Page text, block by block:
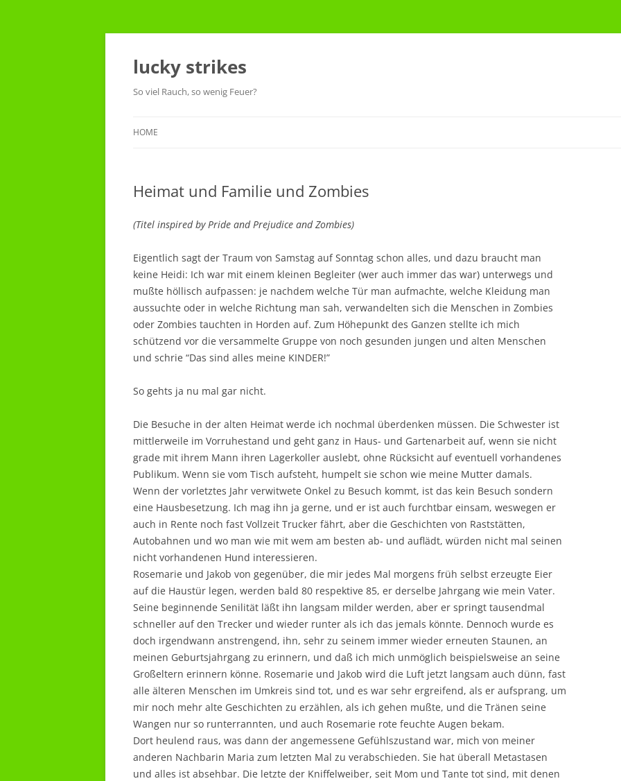
Skip
content
lucky strikes
So viel Rauch, so wenig Feuer?
HOME
Heimat und Familie und Zombies
(Titel inspired by Pride and Prejudice and Zombies)
Eigentlich sagt der Traum von Samstag auf Sonntag schon alles, und dazu braucht man
keine Heidi: Ich war mit einem kleinen Begleiter (wer auch immer das war) unterwegs und
mußte höllisch aufpassen: je nachdem welche Tür man aufmachte, welche Kleidung man
aussuchte oder in welche Richtung man sah, verwandelten sich die Menschen in Zombies
oder Zombies tauchten in Horden auf. Zum Höhepunkt des Ganzen stellte ich mich
schützend vor die versammelte Gruppe von noch gesunden jungen und alten Menschen
und schrie “Das sind alles meine KINDER!”
So gehts ja nu mal gar nicht.
Die Besuche in der alten Heimat werde ich nochmal überdenken müssen. Die Schwester ist
mittlerweile im Vorruhestand und geht ganz in Haus- und Gartenarbeit auf, wenn sie nicht
grade mit ihrem Mann ihren Lagerkoller auslebt, ohne Rücksicht auf eventuell vorhandenes
Publikum. Wenn sie vom Tisch aufsteht, humpelt sie schon wie meine Mutter damals.
Wenn der vorletztes Jahr verwitwete Onkel zu Besuch kommt, ist das kein Besuch sondern
eine Hausbesetzung. Ich mag ihn ja gerne, und er ist auch furchtbar einsam, weswegen er
auch in Rente noch fast Vollzeit Trucker fährt, aber die Geschichten von Raststätten,
Autobahnen und wo man wie mit wem am besten ab- und auflädt, würden nicht mal seinen
nicht vorhandenen Hund interessieren.
Rosemarie und Jakob von gegenüber, die mir jedes Mal morgens früh selbst erzeugte Eier
auf die Haustür legen, werden bald 80 respektive 85, er derselbe Jahrgang wie mein Vater.
Seine beginnende Senilität läßt ihn langsam milder werden, aber er springt tausendmal
schneller auf den Trecker und wieder runter als ich das jemals könnte. Dennoch wurde es
doch irgendwann anstrengend, ihn, sehr zu seinem immer wieder erneuten Staunen, an
meinen Geburtsjahrgang zu erinnern, und daß ich mich unmöglich beispielsweise an seine
Großeltern erinnern könne. Rosemarie und Jakob wird die Luft jetzt langsam auch dünn, fast
alle älteren Menschen im Umkreis sind tot, und es war sehr ergreifend, als er aufsprang, um
mir noch mehr alte Geschichten zu erzählen, als ich gehen mußte, und die Tränen seine
Wangen nur so runterrannten, und auch Rosemarie rote feuchte Augen bekam.
Dort heulend raus, was dann der angemessene Gefühlszustand war, mich von meiner
anderen Nachbarin Maria zum letzten Mal zu verabschieden. Sie hat überall Metastasen
und alles ist absehbar. Die letzte der Kniffelweiber, seit Mom und Tante tot sind, mit denen